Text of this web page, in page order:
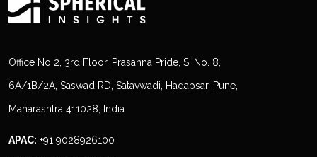
Office No 2, 3rd Floor, Prasanna Pride, S. No. 8,
6A/1B/2A, Saswad RD, Satavwadi, Hadapsar, Pune,
Maharashtra 411028, India
APAC: +91 9028926100